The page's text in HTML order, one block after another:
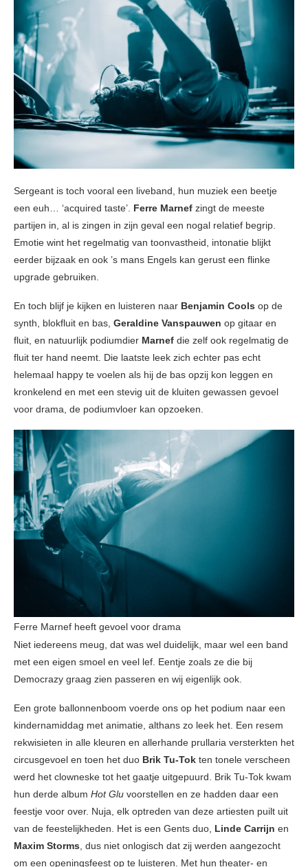
Sergeant is toch vooral een liveband, hun muziek een beetje
een euh… ‘acquired taste’. Ferre Marnef zingt de meeste
partijen in, al is zingen in zijn geval een nogal relatief begrip.
Emotie wint het regelmatig van toonvastheid, intonatie blijkt
eerder bijzaak en ook ’s mans Engels kan gerust een flinke
upgrade gebruiken.
En toch blijf je kijken en luisteren naar Benjamin Cools op de
synth, blokfluit en bas, Geraldine Vanspauwen op gitaar en
fluit, en natuurlijk podiumdier Marnef die zelf ook regelmatig de
fluit ter hand neemt. Die laatste leek zich echter pas echt
helemaal happy te voelen als hij de bas opzij kon leggen en
kronkelend en met een stevig uit de kluiten gewassen gevoel
voor drama, de podiumvloer kan opzoeken.
Ferre Marnef heeft gevoel voor drama
Niet iedereens meug, dat was wel duidelijk, maar wel een band
met een eigen smoel en veel lef. Eentje zoals ze die bij
Democrazy graag zien passeren en wij eigenlijk ook.
Een grote ballonnenboom voerde ons op het podium naar een
kindernamiddag met animatie, althans zo leek het. Een resem
rekwisieten in alle kleuren en allerhande prullaria versterkten het
circusgevoel en toen het duo Brik Tu-Tok ten tonele verscheen
werd het clowneske tot het gaatje uitgepuurd. Brik Tu-Tok kwam
hun derde album Hot Glu voorstellen en ze hadden daar een
feestje voor over. Nuja, elk optreden van deze artiesten puilt uit
van de feestelijkheden. Het is een Gents duo, Linde Carrijn en
Maxim Storms , dus niet onlogisch dat zij werden aangezocht
om een openingsfeest op te luisteren. Met hun theater- en